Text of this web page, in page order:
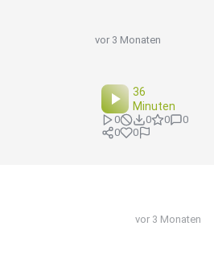
vor 3 Monaten
36
Minuten
0 0 0
0
0
0
vor 3 Monaten